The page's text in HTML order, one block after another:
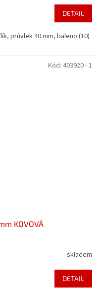
DETAIL
průvlek 40 mm, baleno (10)
KOVOVÁ
skladem
DETAIL
Kód: 403920 - 1